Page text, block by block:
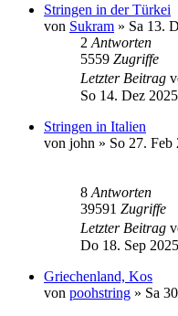
Stringen in der Türkei
von Sukram » Sa 13.
2 Antworten
5559 Zugriffe
Letzter Beitrag
So 14. Dez
Stringen in Italien
von john » So 27. Feb
8 Antworten
39591 Zugriffe
Letzter Beitrag
Do 18. Sep
Griechenland, Kos
von poohstring » Sa